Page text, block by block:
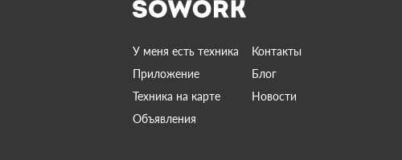
У меня есть техника
Контакты
Приложение
Блог
Техника на карте
Новости
Объявления